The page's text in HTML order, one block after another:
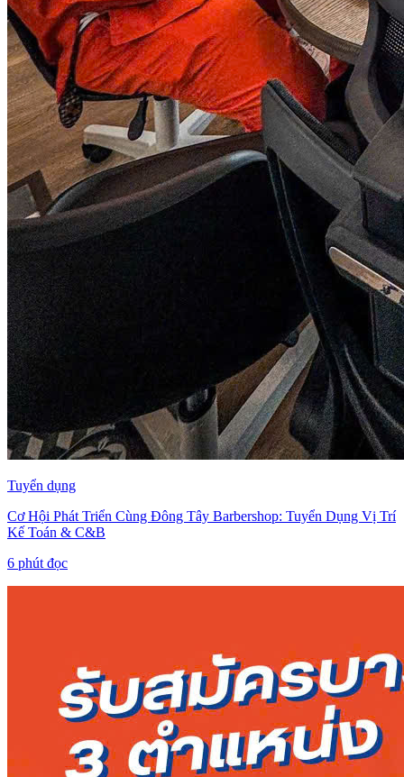
Tuyển dụng
Cơ Hội Phát Triển Cùng Đông Tây Barbershop: Tuyển Dụng Vị Trí
Kế Toán & C&B
6 phút đọc